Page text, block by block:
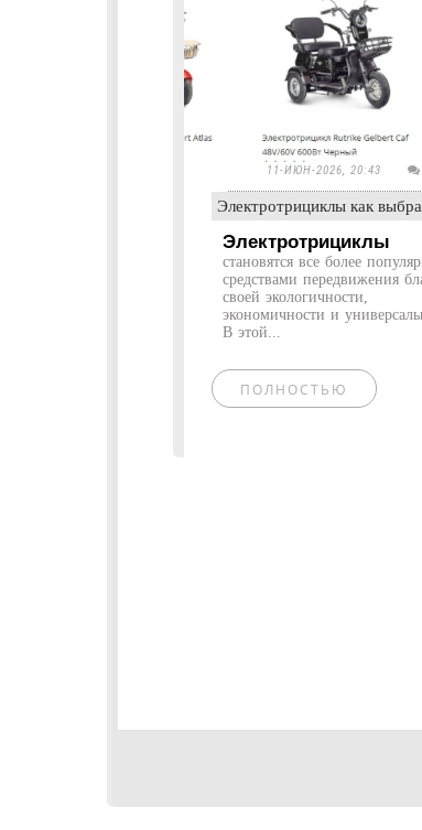
11-ИЮН-2026, 20:43
Электротрициклы как
Электротрициклы
становятся все более
средствами передвижения
своей экологичности,
экономичности и
В этой...
ПОЛНОСТЬЮ